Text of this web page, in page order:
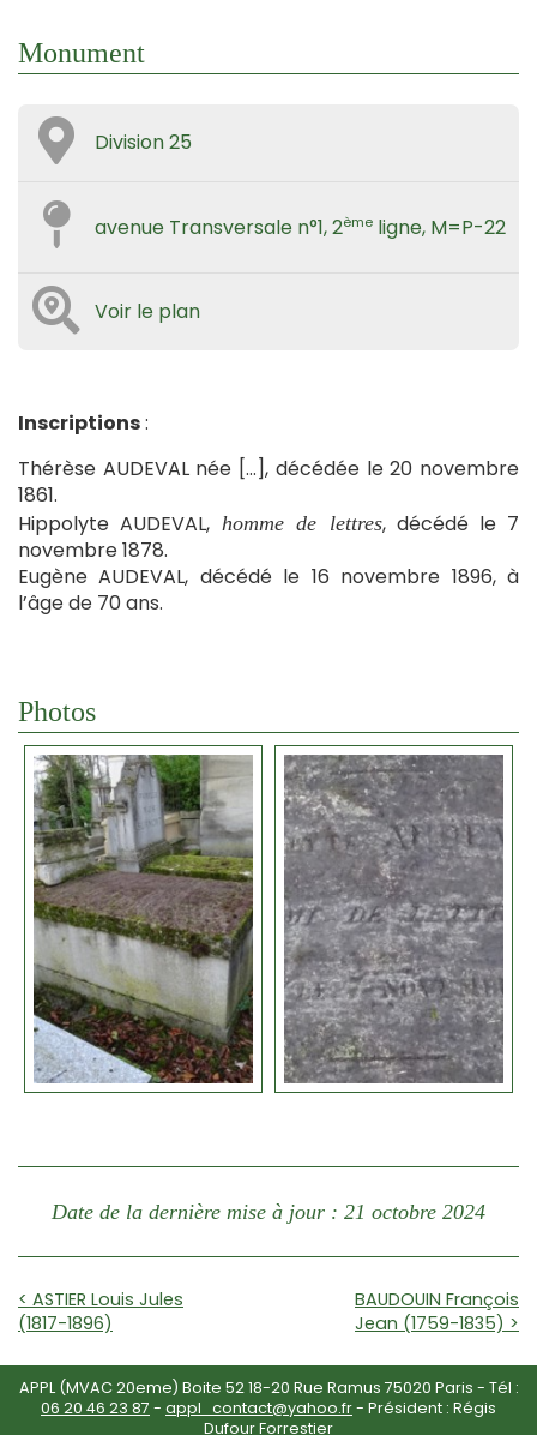
Monument
Division 25
avenue Transversale n°1, 2ème ligne, M=P-22
Voir le plan
Inscriptions:
Thérèse AUDEVAL née […], décédée le 20 novembre
1861.
Hippolyte AUDEVAL, homme de lettres, décédé le 7
novembre 1878.
Eugène AUDEVAL, décédé le 16 novembre 1896, à
l’âge de 70 ans.
Photos
Date de la dernière mise à jour : 21 octobre 2024
< ASTIER Louis Jules
(1817-1896)
BAUDOUIN François
Jean (1759-1835) >
APPL (MVAC 20eme) Boite 52 18-20 Rue Ramus 75020 Paris - Tél :
06 20 46 23 87 - appl_contact@yahoo.fr- Président : Régis
Dufour Forrestier